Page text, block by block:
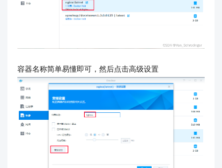
容器名称简单易懂即可，然后点击高级设置